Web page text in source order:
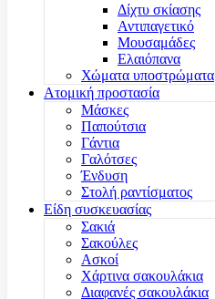
Δίχτυ σκίασης
Αντιπαγετικό
Μουσαμάδες
Ελαιόπανα
Χώματα υποστρώματα
Ατομική προστασία
Μάσκες
Παπούτσια
Γάντια
Γαλότσες
Ένδυση
Στολή ραντίσματος
Είδη συσκευασίας
Σακιά
Σακούλες
Ασκοί
Χάρτινα σακουλάκια
Διαφανές σακουλάκια